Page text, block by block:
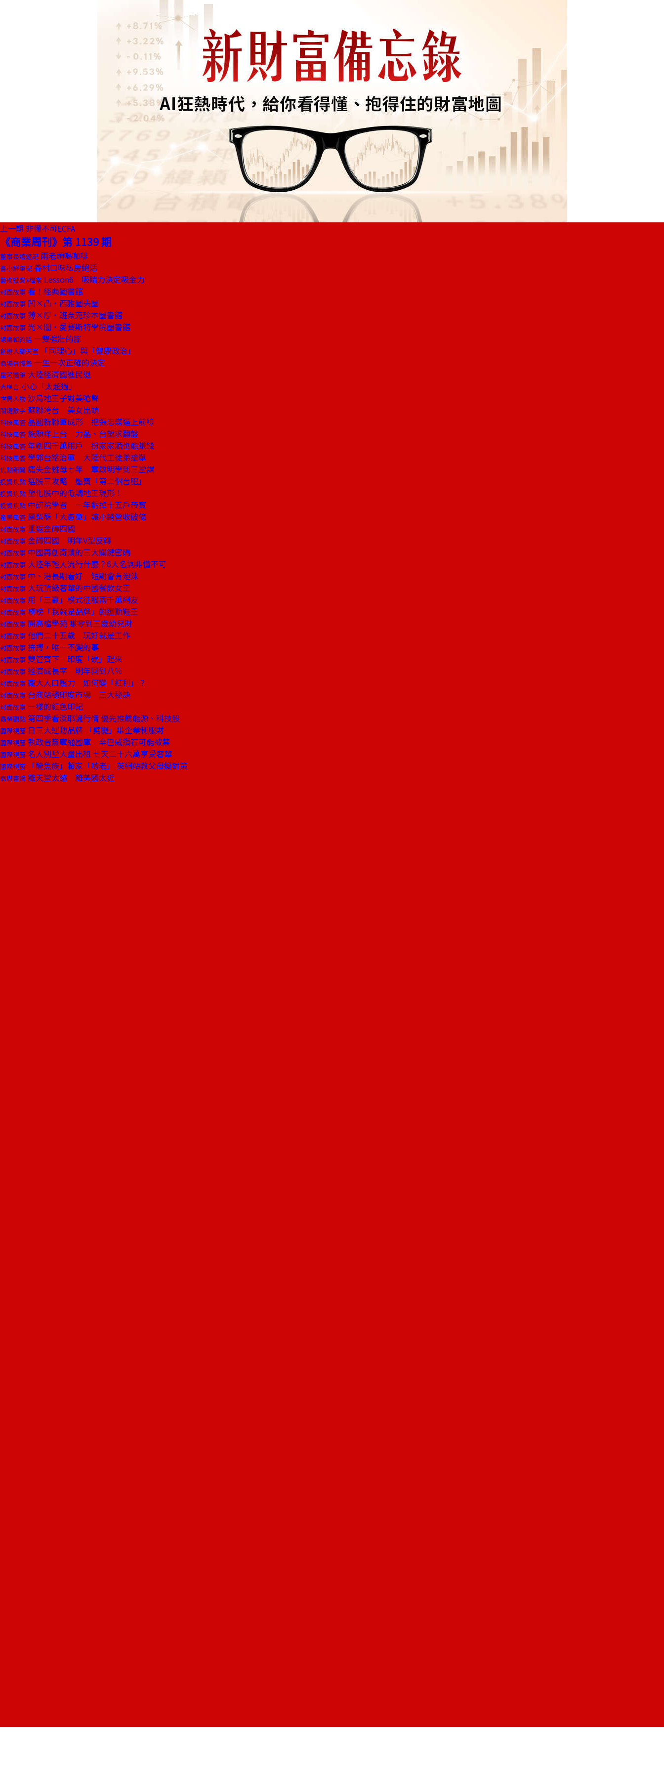
上一期 非懂不可ECFA
《商業周刊》第 1139 期
董事長嬉遊記 兩老頭喝咖啡
嘗小鮮筆記 眷村口味私房絕活
藝術投資X檔案 Lesson6 吸睛力決定吸金力
封面故事 看！經典圖書館
封面故事 凹×凸‧西雅圖央圖
封面故事 薄×厚‧班奈克珍本圖書館
封面故事 光×闇‧愛賽斯特學院圖書館
總編輯的話 一雙強壯的腳
創辦人聊天室 「同理心」與「健康政治」
商場自慢塾 一生一次正確的決定
星河隨筆 大陸經濟國進民退
去梯言 小心「太超過」
世局人物 沙烏地王子對美嗆聲
關鍵數字 蘇聯垮台 美女出頭
科技風雲 晶圓新聯軍成形 把張忠謀逼上前線
科技風雲 施顏祥上台 力晶、台塑求翻盤
科技風雲 年創四千萬用戶 扮家家酒也能賺錢
科技風雲 學郭台銘治軍 大陸代工徒弟搶單
焦點新聞 痛失金雞母七年 章啟明學到三堂課
投資焦點 選股三攻略 壓寶「第二個台肥」
投資焦點 塑化股中的低調地王現形！
投資焦點 中研院學者 一年虧掉十五戶帝寶
產業風雲 鳳梨酥「大憲章」讓小鋪營收破億
封面故事 重返金磚四國
封面故事 金磚四國 明年V型反轉
封面故事 中國再創奇蹟的三大關鍵密碼
封面故事 大陸年輕人流行什麼？6大名詞非懂不可
封面故事 中、港長期看好 短期會有泡沫
封面故事 大玩頂級奢華的中國餐飲女王
封面故事 用「三贏」模式征服兩千萬網友
封面故事 標榜「我就是品牌」的運動鞋王
封面故事 開高檔學苑 賺零到三歲幼兒財
封面故事 他們二十五歲 玩好就是工作
封面故事 拚搏，唯一不變的事
封面故事 雙管齊下 印度「硬」起來
封面故事 經濟成長率 明年回到八％
封面故事 龐大人口壓力 如何變「紅利」？
封面故事 台商站穩印度市場 三大秘訣
封面故事 一樣的紅色印記
霸榮觀點 第四季看淡耶誕行情 優先推薦能源、科技股
國際視窗 日三大運動品牌 「劈腿」賺企業制服財
國際視窗 執政者黨庫通國庫 辛巴威鑽石可能被禁
國際視窗 名人別墅大量出租 七天二十六萬享受奢華
國際視窗 「醃魚族」賴家「啃老」 英網站教父母擬對策
商周書摘 離天堂太遠 離美國太近